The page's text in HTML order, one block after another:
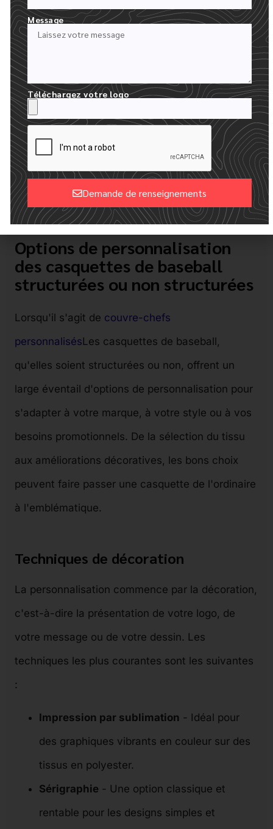
pour préserver la forme.
Comprendre la différence d'entretien entre les
casquettes structurées et non structurées vous
aidera à prolonger leur durée de vie et à leur
donner une belle allure, que vous soyez sur le
terrain ou dans la rue.
Options de personnalisation
des casquettes de baseball
structurées ou non structurées
Lorsqu'il s'agit de couvre-chefs
personnalisésLes casquettes de baseball,
qu'elles soient structurées ou non, offrent un
large éventail d'options de personnalisation pour
s'adapter à votre marque, à votre style ou à vos
besoins promotionnels. De la sélection du tissu
aux améliorations décoratives, les bons choix
peuvent faire passer une casquette de l'ordinaire
à l'emblématique.
Techniques de décoration
La personnalisation commence par la décoration,
c'est-à-dire la présentation de votre logo, de
votre message ou de votre dessin. Les
techniques les plus courantes sont les suivantes
:
Impression par sublimation - Idéal pour
des graphiques vibrants en couleur sur des
tissus en polyester.
Sérigraphie - Une option classique et
rentable pour les designs simples et
Message
Téléchargez votre logo
Demande de renseignements
Alternative: